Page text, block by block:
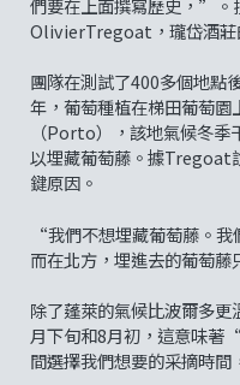
OlivierTregoat，瓏岱酒莊
團隊在測試了400多個地點
年，葡萄種植在梯田葡萄
（Porto），該地氣候冬
以埋藏葡萄藤。據Tregoat
鍵原因。
“我們不想埋藏葡萄藤。
而在北方，埋進去的葡萄
除了蓬萊的氣候比波爾多
月下旬和8月初，這意味著
間選擇我們想要的采摘時